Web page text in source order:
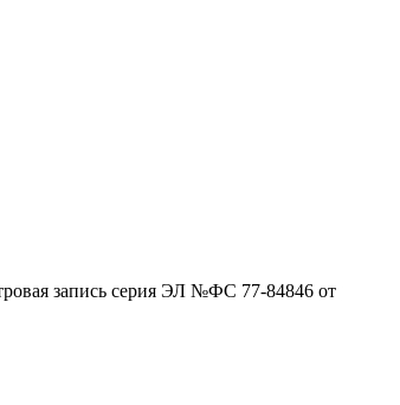
запись серия ЭЛ №ФС 77-84846 от